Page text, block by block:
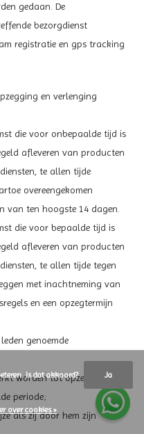
gedaan. De
bezorgdienst
registratie en gps tracking
en verlenging
die voor onbepaalde tijd is
afleveren van producten
te allen tijde
overeengekomen
van ten hoogste 14 dagen.
die voor bepaalde tijd is
afleveren van producten
te allen tijde tegen
met inachtneming van
en een opzegtermijn
genoemde
worden tot opzegging op
periode;
als zij door hem zijn
Is dat akkoord? Ja
over cookies »